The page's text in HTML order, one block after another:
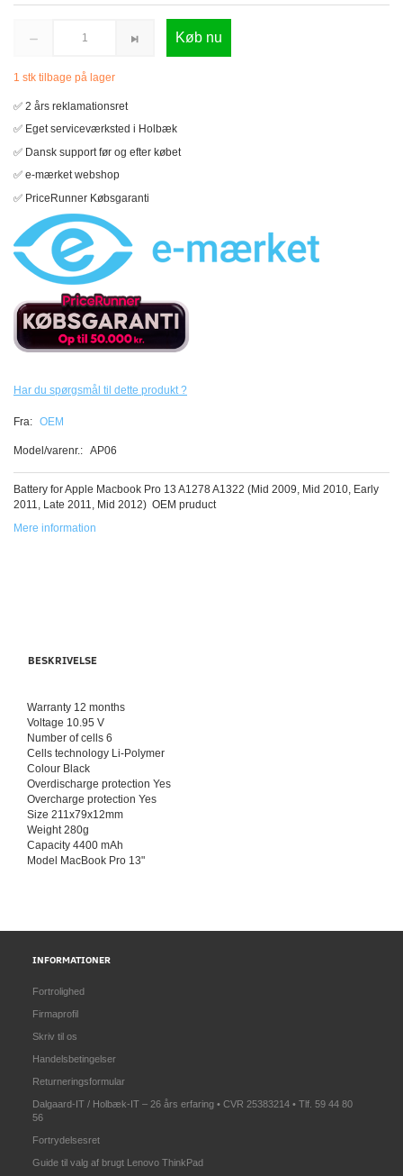
Køb nu
1 stk tilbage på lager
✅ 2 års reklamationsret
✅ Eget serviceværksted i Holbæk
✅ Dansk support før og efter købet
✅ e-mærket webshop
✅ PriceRunner Købsgaranti
Har du spørgsmål til dette produkt ?
Fra: OEM
Model/varenr.: AP06
Battery for Apple Macbook Pro 13 A1278 A1322 (Mid 2009, Mid 2010, Early
2011, Late 2011, Mid 2012) OEM pruduct
Mere information
BESKRIVELSE
Warranty 12 months
Voltage 10.95 V
Number of cells 6
Cells technology Li-Polymer
Colour Black
Overdischarge protection Yes
Overcharge protection Yes
Size 211x79x12mm
Weight 280g
Capacity 4400 mAh
Model MacBook Pro 13"
INFORMATIONER
Fortrolighed
Firmaprofil
Skriv til os
Handelsbetingelser
Returneringsformular
Dalgaard-IT / Holbæk-IT – 26 års erfaring • CVR 25383214 • Tlf. 59 44 80
56
Fortrydelsesret
Guide til valg af brugt Lenovo ThinkPad